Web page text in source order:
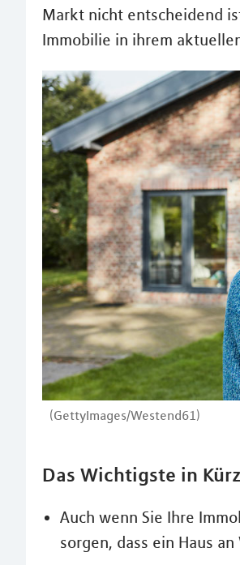
Markt nicht entscheidend
Immobilie in ihrem
(GettyImages/Westend61)
Das Wichtigste in
Auch wenn Sie Ihre
sorgen, dass ein Haus